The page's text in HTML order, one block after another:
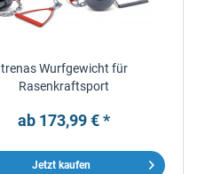
trenas Wurfgewicht für
Rasenkraftsport
ab 173,99 € *
Jetzt kaufen